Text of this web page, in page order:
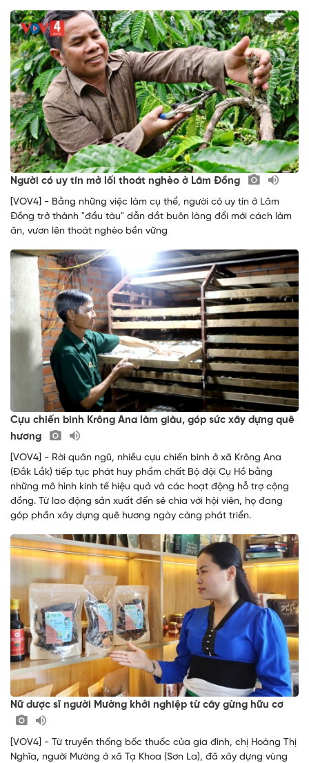
Người có uy tín mở lối thoát nghèo ở Lâm Đồng
[VOV4] - Bằng những việc làm cụ thể, người có uy tín ở Lâm
Đồng trở thành "đầu tàu" dẫn dắt buôn làng đổi mới cách làm
ăn, vươn lên thoát nghèo bền vững
Cựu chiến binh Krông Ana làm giàu, góp sức xây dựng quê
hương
[VOV4] - Rời quân ngũ, nhiều cựu chiến binh ở xã Krông Ana
(Đắk Lắk) tiếp tục phát huy phẩm chất Bộ đội Cụ Hồ bằng
những mô hình kinh tế hiệu quả và các hoạt động hỗ trợ cộng
đồng. Từ lao động sản xuất đến sẻ chia với hội viên, họ đang
góp phần xây dựng quê hương ngày càng phát triển.
Nữ dược sĩ người Mường khởi nghiệp từ cây gừng hữu cơ
[VOV4] - Từ truyền thống bốc thuốc của gia đình, chị Hoàng Thị
Nghĩa, người Mường ở xã Tạ Khoa (Sơn La), đã xây dựng vùng